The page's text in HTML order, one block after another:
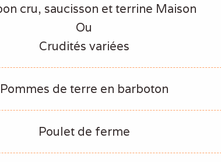
cru, saucisson et terrine Maison
Ou
Crudités variées
Pommes de terre en barboton
Poulet de ferme